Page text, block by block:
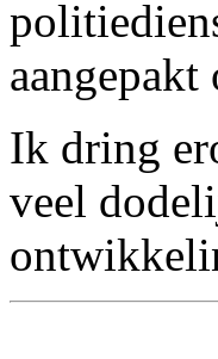
Ik dring
veel